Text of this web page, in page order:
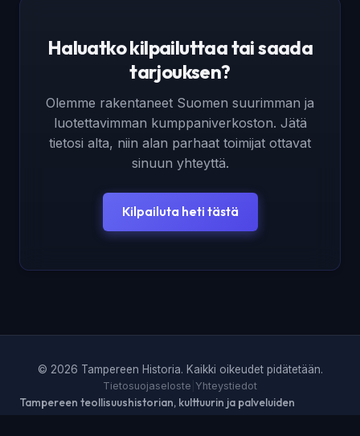
Haluatko kilpailuttaa tai saada
tarjouksen?
Olemme rakentaneet Suomen suurimman ja
luotettavimman kumppaniverkoston. Jätä
tietosi alta, niin alan parhaat toimijat ottavat
sinuun yhteyttä.
Kilpailuta heti tästä
© 2026 Tampereen Historia. Kaikki oikeudet pidätetään.
Tietosuojaseloste Yhteystiedot
Tampereen teollisuushistorian, kulttuurin ja palveluiden